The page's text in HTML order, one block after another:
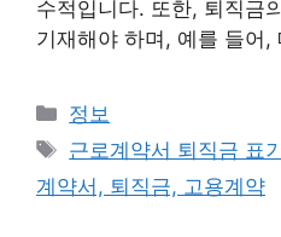
수적입니다. 또한, 퇴직금
기재해야 하며, 예를 들어,
Categories
정보
Tags
근로계약서 퇴직금 표
계약서, 퇴직금, 고용계약